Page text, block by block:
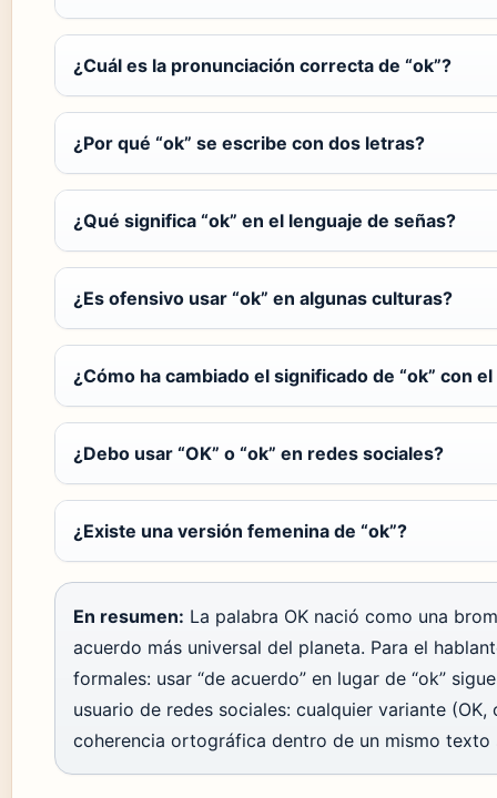
¿Cuál es la pronunciación correcta de “ok”?
¿Por qué “ok” se escribe con dos letras?
¿Qué significa “ok” en el lenguaje de señas?
¿Es ofensivo usar “ok” en algunas culturas?
¿Cómo ha cambiado el significado de “ok” con
¿Debo usar “OK” o “ok” en redes sociales?
¿Existe una versión femenina de “ok”?
En resumen: La palabra OK nació como una
acuerdo más universal del planeta. Para el
formales: usar “de acuerdo” en lugar de “ok”
usuario de redes sociales: cualquier variante
coherencia ortográfica dentro de un mismo texto